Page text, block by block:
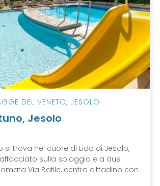
DEL VENETO, JESOLO
Jesolo
si trova nel cuore di Lido di Jesolo,
sulla spiaggia e a due
Via Bafile, centro cittadino con